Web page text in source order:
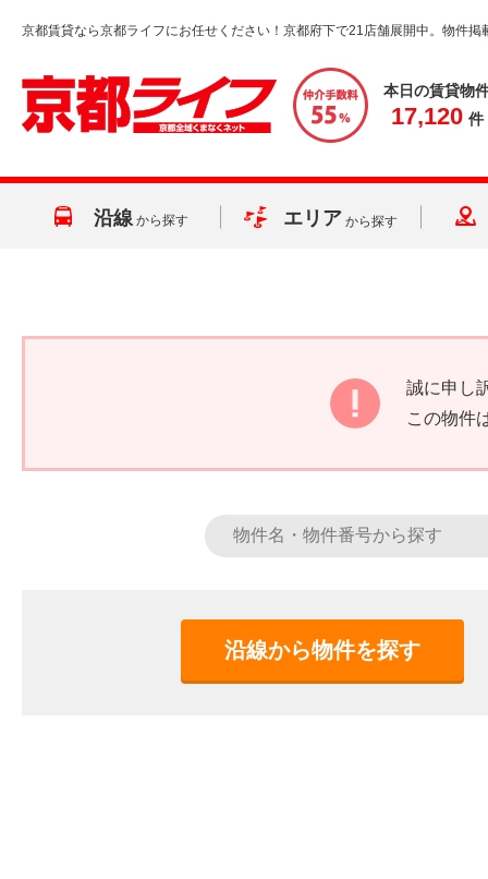
京都賃貸なら京都ライフにお任せください！京都府下で21店舗展開中。物件掲
本日の賃貸物
17,120 件
沿線 から探す エリア から探す
誠に申し
この物件
沿線から物件を探す